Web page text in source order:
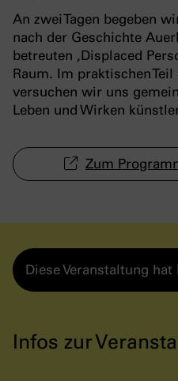
An zwei Tagen begeben
nach der Geschichte
betreuten ‚Displaced
Raum. Im praktischen
versuchen wir uns
Leben und Wirken
Zum
Diese Veranstaltung
Infos zur